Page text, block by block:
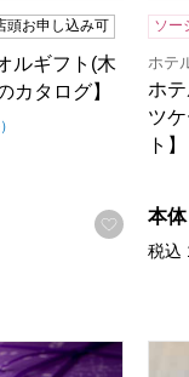
頭お申し込み可
ルギフト(木
カタログ】
点満点中）
評価
）
お気に
ソー
ホテ
ホ
ツ
ト】
本体
税込
さぎ 16個入【年間ミ